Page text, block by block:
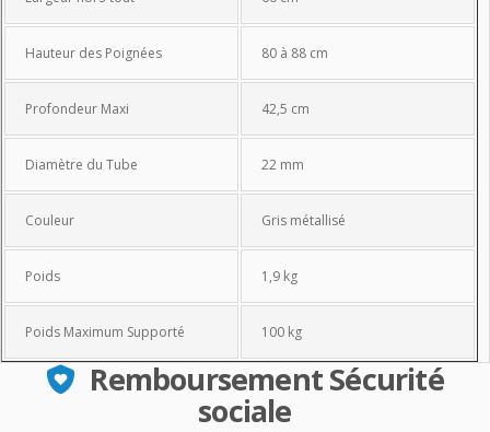
Hauteur des Poignées 80 à 88 cm
Profondeur Maxi 42,5 cm
Diamètre du Tube 22 mm
Couleur Gris métallisé
Poids 1,9 kg
Poids Maximum Supporté 100 kg
Remboursement Sécurité
sociale